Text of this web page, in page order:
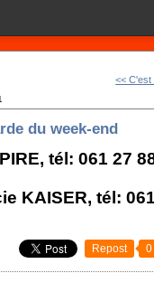
<< C'est
du week-end
tél: 061 27
KAISER, tél:
Repost 0